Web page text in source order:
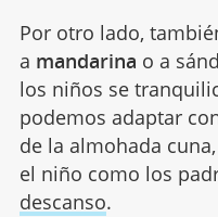
Por otro lado,
a mandarina o a
los niños se
podemos adaptar
de la almohada
el niño como los
descanso.